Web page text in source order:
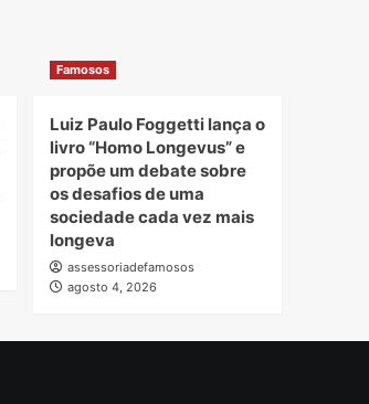
Famosos
Luiz Paulo Foggetti lança o
livro “Homo Longevus” e
propõe um debate sobre
os desafios de uma
sociedade cada vez mais
longeva
assessoriadefamosos
agosto 4, 2026